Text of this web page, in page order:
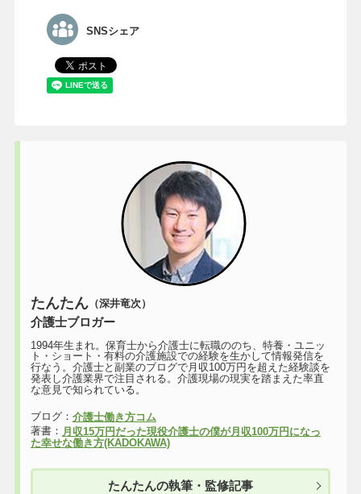
SNSシェア
たんたん（深井竜次）
介護士ブロガー
1994年生まれ。保育士から介護士に転職ののち、特養・ユニッ
ト・ショート・有料の介護施設での経験を生かして情報発信を
行なう。介護士と副業のブログで月収100万円を超えた経験談を
発表し介護業界で注目される。介護現場の現実を踏まえた率直
な意見で知られている。
ブログ： 介護士働き方コム
著書： 月収15万円だった現役介護士の僕が月収100万円になっ
た幸せな働き方(KADOKAWA)
たんたんの執筆・監修記事